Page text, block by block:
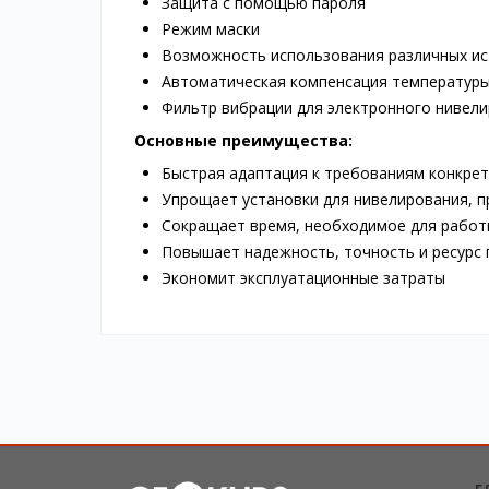
Режим маски
Возможность использования различных
Автоматическая компенсация
Фильтр вибрации для электронного
Основные преимущества:
Быстрая адаптация к требованиям
Упрощает установки для нивелирования,
Сокращает время, необходимое для
Повышает надежность, точность и ресурс
Экономит эксплуатационные затраты